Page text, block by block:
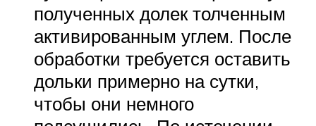
полученных долек толченным
активированным углем. После
обработки требуется оставить
дольки примерно на сутки,
чтобы они немного